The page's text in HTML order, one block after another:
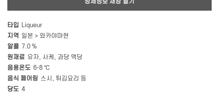
상세정보 새창 열기
타입
Liqueur
지역 일본 > 와카야마현
알콜 7.0 %
원재료 유자, 사케, 과당 액당
음용온도 6-8 ℃
음식 페어링 스시, 튀김요리 등
당도 4